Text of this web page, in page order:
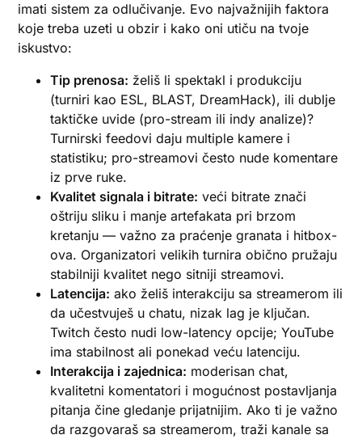
imati sistem za odlučivanje. Evo najvažnijih faktora
koje treba uzeti u obzir i kako oni utiču na tvoje
iskustvo:
Tip prenosa: želiš li spektakl i produkciju
(turniri kao ESL, BLAST, DreamHack), ili dublje
taktičke uvide (pro-stream ili indy analize)?
Turnirski feedovi daju multiple kamere i
statistiku; pro-streamovi često nude komentare
iz prve ruke.
Kvalitet signala i bitrate: veći bitrate znači
oštriju sliku i manje artefakata pri brzom
kretanju — važno za praćenje granata i hitbox-
ova. Organizatori velikih turnira obično pružaju
stabilniji kvalitet nego sitniji streamovi.
Latencija: ako želiš interakciju sa streamerom ili
da učestvuješ u chatu, nizak lag je ključan.
Twitch često nudi low-latency opcije; YouTube
ima stabilnost ali ponekad veću latenciju.
Interakcija i zajednica: moderisan chat,
kvalitetni komentatori i mogućnost postavljanja
pitanja čine gledanje prijatnijim. Ako ti je važno
da razgovaraš sa streamerom, traži kanale sa